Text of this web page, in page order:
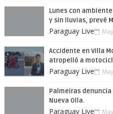
Lunes con
y sin lluvias, prevé
Paraguay Live
Accidente en Villa
atropelló a
Paraguay Live
Palmeiras
Nueva Olla.
Paraguay Live